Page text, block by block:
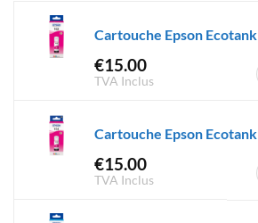
Cartouche Epson
€15.00
TVA Inclus
Cartouche Epson
€15.00
TVA Inclus